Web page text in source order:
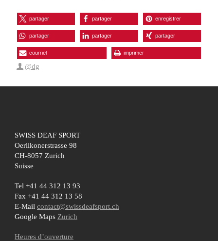
partager partager enregistrer
partager partager partager
courriel imprimer
@dg
SWISS DEAF SPORT
Oerlikonerstrasse 98
CH-8057 Zurich
Suisse
Tel +41 44 312 13 93
Fax +41 44 312 13 58
E-Mail contact@swissdeafsport.ch
Google Maps Zurich
Heures d’ouverture